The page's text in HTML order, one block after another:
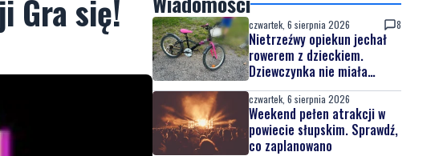
Gra się! czwartek, 6 sierpnia 2026 8
Nietrzeźwy opiekun jechał
rowerem z dzieckiem.
Dziewczynka nie miała
kasku
czwartek, 6 sierpnia 2026
Weekend pełen atrakcji w
powiecie słupskim. Sprawdź,
co zaplanowano